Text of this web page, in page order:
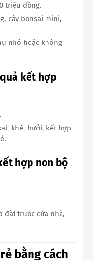
triệu đồng.
cây bonsai mini,
nhỏ hoặc không
kết hợp
khế, bưởi, kết hợp
hợp non bộ
đặt trước cửa nhà,
bằng cách